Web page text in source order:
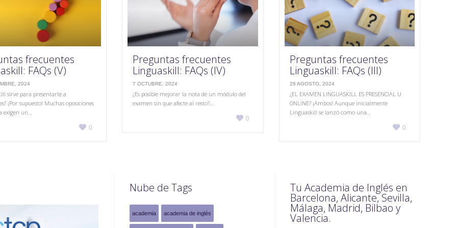
frecuentes
FAQs (V)
2024
sirve para presentarte a
¡Por supuesto! Muchas oposiciones
exigen un…
Love
0
Preguntas frecuentes
Linguaskill: FAQs (IV)
7 OCTUBRE, 2024
¿Es posible mejorar la nota de un módulo del
examen sin que afecte al resto?…
Love
0
Preguntas frecuentes
Linguaskill: FAQs (III)
26 AGOSTO, 2024
¿EL EXAMEN LINGUASKILL ES PRESENCIAL U
ONLINE? ¡Ambos! Aunque inicialmente
Linguaskill se lanzó como una…
Love
0
Nube de Tags
academia academia de inglés
Tu Academia de Inglés en
Barcelona, Alicante, Sevilla,
Málaga, Madrid, Bilbao y
Valencia.